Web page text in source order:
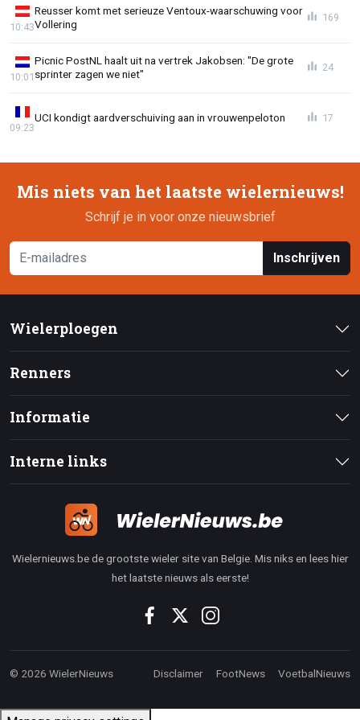
Reusser komt met serieuze Ventoux-waarschuwing voor
Vollering
10:43
169
Picnic PostNL haalt uit na vertrek Jakobsen: "De grote
sprinter zagen we niet"
10:01
24
UCI kondigt aardverschuiving aan in vrouwenpeloton
09:23
17
Mis niets van het laatste wielernieuws!
Schrijf je in voor onze nieuwsbrief
Inschrijven
Wielerploegen
Renners
Informatie
Interne links
Wielernieuws.be de grootste wieler site van Belgie. Mis niks en lees hier
het laatste nieuws als eerste!
© 2026 WielerNieuws Disclaimer FootNews VoetbalNieuws